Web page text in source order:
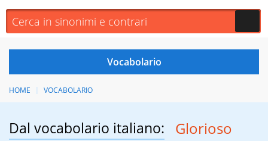
HOME VOCABOLARIO
Dal vocabolario italiano: Glorioso